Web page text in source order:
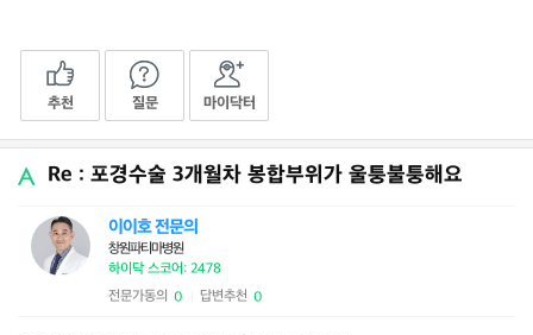
추천 질문 마이닥터
Re : 포경수술 3개월차 봉합부위가 울퉁불퉁해요
이이호 전문의
창원파티마병원
하이닥 스코어: 2478
전문가동의 0 답변추천 0